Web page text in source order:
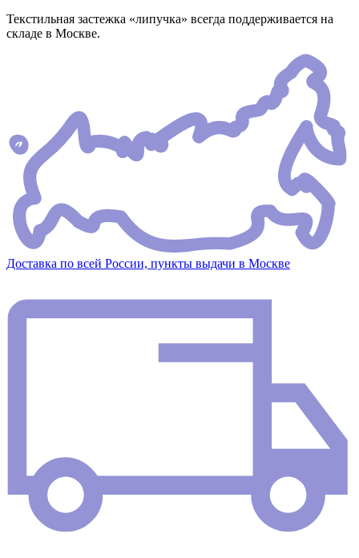
Текстильная застежка «липучка» всегда поддерживается на
складе в Москве.
Доставка по всей России, пункты выдачи в Москве